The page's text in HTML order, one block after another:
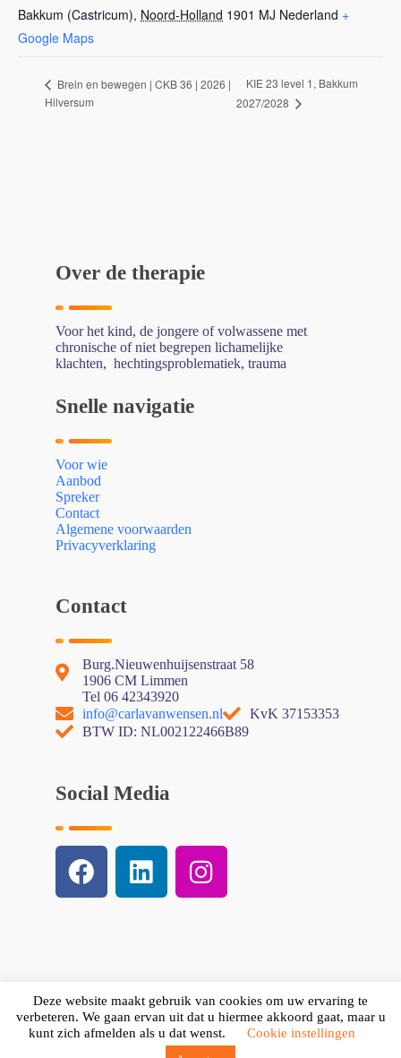
Bakkum (Castricum), Noord-Holland 1901 MJ Nederland +
Google Maps
Brein en bewegen | CKB 36 | 2026 |
Hilversum
KIE 23 level 1, Bakkum
2027/2028
Over de therapie
Voor het kind, de jongere of volwassene met
chronische of niet begrepen lichamelijke
klachten, hechtingsproblematiek, trauma
Snelle navigatie
Voor wie
Aanbod
Spreker
Contact
Algemene voorwaarden
Privacyverklaring
Contact
Burg.Nieuwenhuijsenstraat 58
1906 CM Limmen
Tel 06 42343920
info@carlavanwensen.nl
KvK 37153353
BTW ID: NL002122466B89
Social Media
Deze website maakt gebruik van cookies om uw ervaring te
verbeteren. We gaan ervan uit dat u hiermee akkoord gaat, maar u
kunt zich afmelden als u dat wenst.
Cookie instellingen